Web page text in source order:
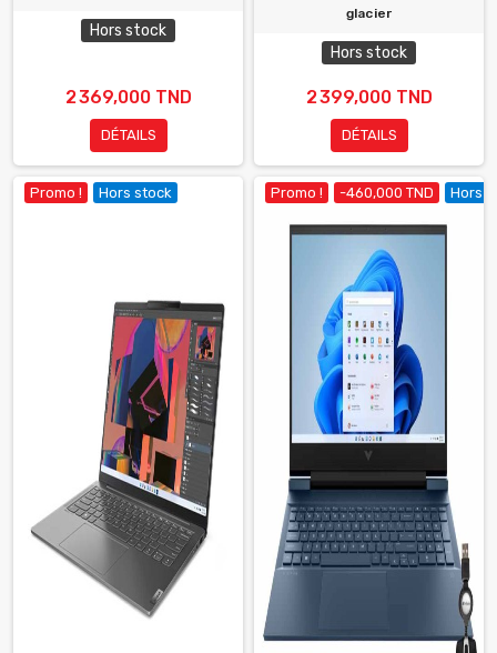
Hors stock
2 369,000 TND
DÉTAILS
glacier
Hors stock
2 399,000 TND
DÉTAILS
Promo ! Hors stock Promo ! -460,000 TND Hors